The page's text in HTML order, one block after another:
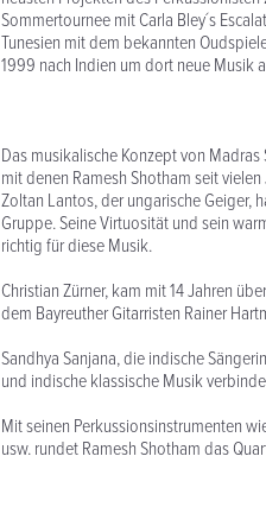
Sommertournee mit Carla Bley´s
Tunesien mit dem bekannten
1999 nach Indien um dort neue Musik
Das musikalische Konzept von
mit denen Ramesh Shotham seit
Zoltan Lantos, der ungarische Geiger,
Gruppe. Seine Virtuosität und sein
richtig für diese Musik.
Christian Zürner, kam mit 14 Jahren
dem Bayreuther Gitarristen Rainer
Sandhya Sanjana, die indische
und indische klassische Musik
Mit seinen Perkussionsinstrumenten
usw. rundet Ramesh Shotham das